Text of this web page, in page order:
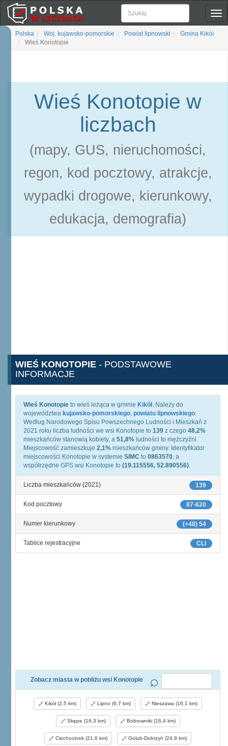
Polska Woj. kujawsko-pomorskie Powiat lipnowski
Gmina Kikół
Wieś Konotopie
Wieś Konotopie w
liczbach
(mapy, GUS, nieruchomości,
regon, kod pocztowy, atrakcje,
wypadki drogowe, kierunkowy,
edukacja, demografia)
WIEŚ KONOTOPIE - PODSTAWOWE
INFORMACJE
Wieś Konotopie to wieś leżąca w gminie Kikół. Należy do
województwa kujawsko-pomorskiego, powiatu lipnowskiego.
Według Narodowego Spisu Powszechnego Ludności i Mieszkań z
2021 roku liczba ludności we wsi Konotopie to 139 z czego 48,2%
mieszkańców stanowią kobiety, a 51,8% ludności to mężczyźni.
Miejscowość zamieszkuje 2,1% mieszkańców gminy. Identyfikator
miejscowości Konotopie w systemie SIMC to 0863570, a
współrzędne GPS wsi Konotopie to (19.115556, 52.890556).
139
Liczba mieszkańców (2021)
87-620
Kod pocztowy
(+48) 54
Numer kierunkowy
CLI
Tablice rejestracyjne
Zobacz miasta w pobliżu wsi Konotopie
Kikół (2,5 km) Lipno (6,7 km) Nieszawa (16,1 km)
Skępe (16,3 km) Bobrowniki (16,4 km)
Ciechocinek (21,6 km) Golub-Dobrzyń (24,8 km)